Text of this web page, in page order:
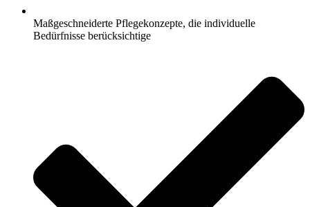
Maßgeschneiderte Pflegekonzepte, die individuelle
Bedürfnisse berücksichtige